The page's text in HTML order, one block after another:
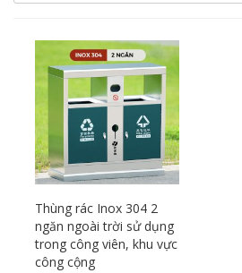
Remember me
Lost password?
Thùng rác Inox 304 2
ngăn ngoài trời sử dụng
trong công viên, khu vực
công cộng